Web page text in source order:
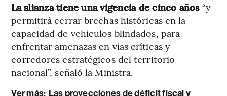
La alianza tiene una vigencia de cinco años “y
permitirá cerrar brechas históricas en la
capacidad de vehículos blindados, para
enfrentar amenazas en vías críticas y
corredores estratégicos del territorio
nacional”, señaló la Ministra.
Ver más: Las proyecciones de déficit fiscal y